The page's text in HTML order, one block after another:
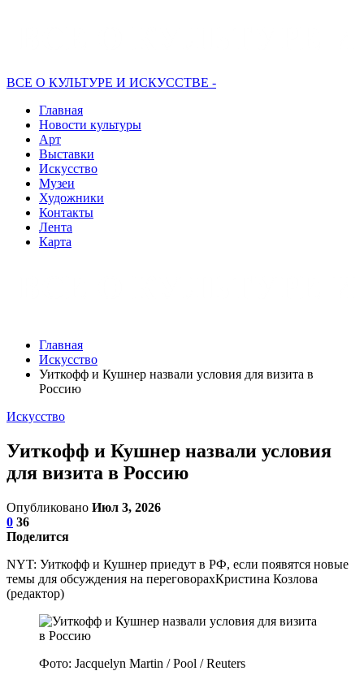
ВСЕ О КУЛЬТУРЕ И ИСКУССТВЕ -
Главная
Новости культуры
Арт
Выставки
Искусство
Музеи
Художники
Контакты
Лента
Карта
Главная
Искусство
Уиткофф и Кушнер назвали условия для визита в
Россию
Искусство
Уиткофф и Кушнер назвали условия
для визита в Россию
Опубликовано Июл 3, 2026
0 36
Поделится
NYT: Уиткофф и Кушнер приедут в РФ, если появятся новые
темы для обсуждения на переговорахКристина Козлова
(редактор)
Фото: Jacquelyn Martin / Pool / Reuters